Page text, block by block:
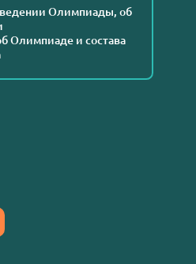
Олимпиады, об
Олимпиаде и состава